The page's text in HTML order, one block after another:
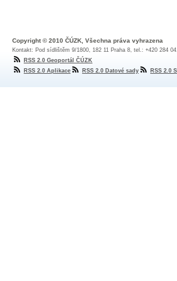
Copyright © 2010 ČÚZK, Všechna práva vyhrazena
Kontakt: Pod sídlištěm 9/1800, 182 11 Praha 8, tel.: +420 284
RSS 2.0 Geoportál ČÚZK
RSS 2.0 Aplikace
RSS 2.0 Datové sady RSS 2.0